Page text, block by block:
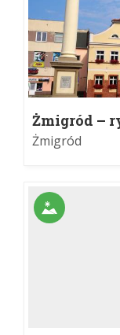
Żmigród –
Żmigród